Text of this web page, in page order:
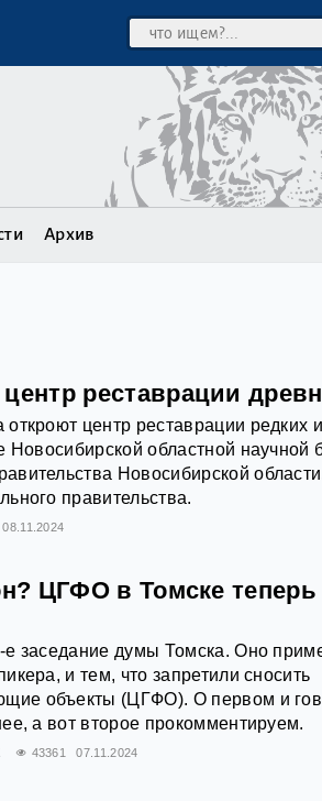
Архив
реставрации
центр реставрации редких
Новосибирской областной научной
Новосибирской
правительства.
08.11.2024
ЦГФО в Томске
заседание думы Томска. Оно
и тем, что запретили сносить
объекты (ЦГФО). О первом и
а вот второе прокомментируем.
43361 07.11.2024